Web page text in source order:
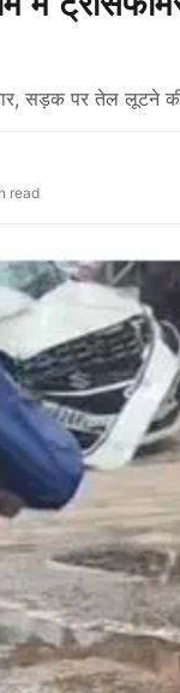
सड़क पर तेल
read